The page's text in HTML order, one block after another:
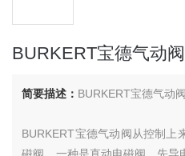
BURKERT宝德气动
简要描述： BURKERT宝德气动
BURKERT宝德气动阀从控制上